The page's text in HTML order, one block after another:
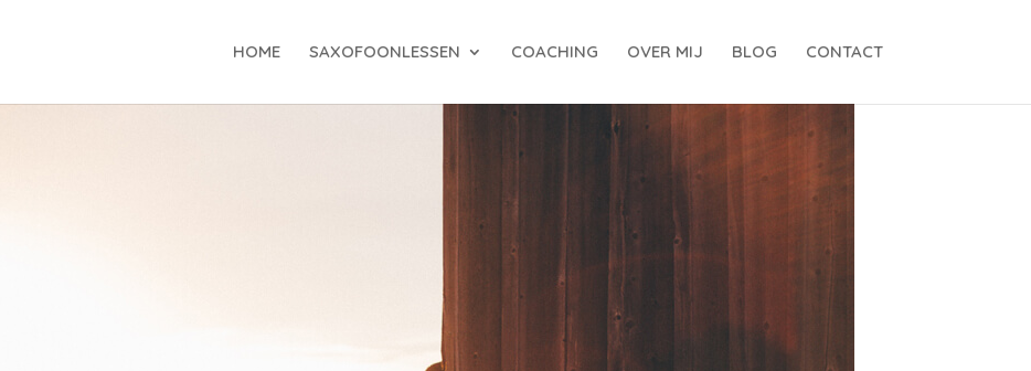
HOME SAXOFOONLESSEN COACHING OVER MIJ BLOG CONTACT